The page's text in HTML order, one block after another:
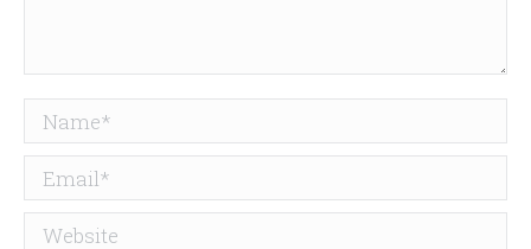
Name *
Email *
Website